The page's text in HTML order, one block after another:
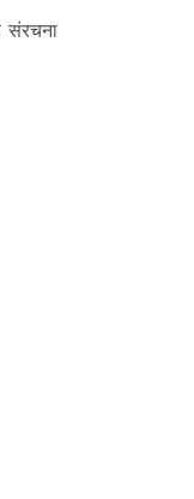
संरचना